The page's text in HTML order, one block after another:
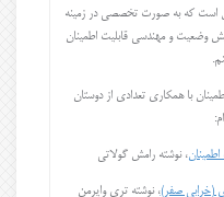
و صنایع غذایی دارم. مدت 15 سال است که به صورت تخصصی در زمینه
وضعیت و مهندسی قابلیت اطمینان
با همکاری تعدادی از دوستان
، نوشته رامش گولاتی
(خرابی صفر)، نوشته تری وایرمن